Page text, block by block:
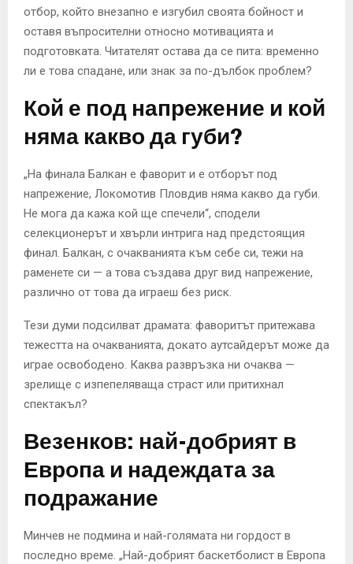
отбор, който внезапно е изгубил своята бойност и
оставя въпросителни относно мотивацията и
подготовката. Читателят остава да се пита: временно
ли е това спадане, или знак за по-дълбок проблем?
Кой е под напрежение и кой
няма какво да губи?
„На финала Балкан е фаворит и е отборът под
напрежение, Локомотив Пловдив няма какво да губи.
Не мога да кажа кой ще спечели“, сподели
селекционерът и хвърли интрига над предстоящия
финал. Балкан, с очакванията към себе си, тежи на
раменете си — а това създава друг вид напрежение,
различно от това да играеш без риск.
Тези думи подсилват драмата: фаворитът притежава
тежестта на очакванията, докато аутсайдерът може да
играе освободено. Каква развръзка ни очаква —
зрелище с изпепеляваща страст или притихнал
спектакъл?
Везенков: най-добрият в
Европа и надеждата за
подражание
Минчев не подмина и най-голямата ни гордост в
последно време. „Най-добрият баскетболист в Европа